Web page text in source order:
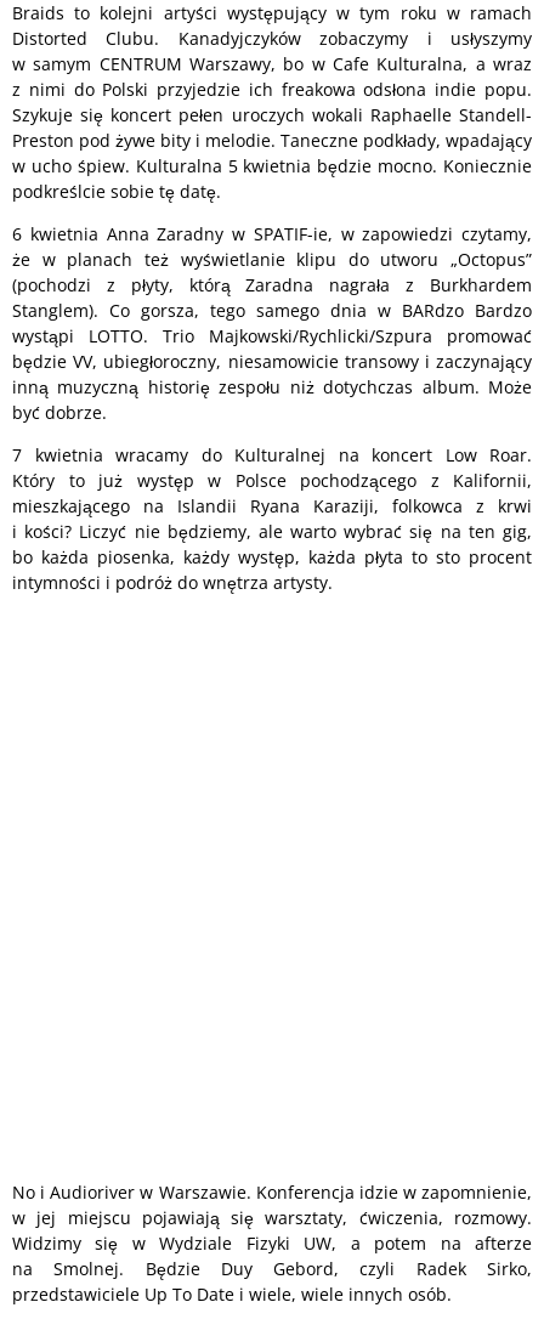
Braids to kolejni artyści występujący w tym roku w ramach
Distorted Clubu. Kanadyjczyków zobaczymy i usłyszymy
w samym CENTRUM Warszawy, bo w Cafe Kulturalna, a wraz
z nimi do Polski przyjedzie ich freakowa odsłona indie popu.
Szykuje się koncert pełen uroczych wokali Raphaelle Standell-
Preston pod żywe bity i melodie. Taneczne podkłady, wpadający
w ucho śpiew. Kulturalna 5 kwietnia będzie mocno. Koniecznie
podkreślcie sobie tę datę.
6 kwietnia Anna Zaradny w SPATIF-ie, w zapowiedzi czytamy,
że w planach też wyświetlanie klipu do utworu „Octopus”
(pochodzi z płyty, którą Zaradna nagrała z Burkhardem
Stanglem). Co gorsza, tego samego dnia w BARdzo Bardzo
wystąpi LOTTO. Trio Majkowski/Rychlicki/Szpura promować
będzie VV, ubiegłoroczny, niesamowicie transowy i zaczynający
inną muzyczną historię zespołu niż dotychczas album. Może
być dobrze.
7 kwietnia wracamy do Kulturalnej na koncert Low Roar.
Który to już występ w Polsce pochodzącego z Kalifornii,
mieszkającego na Islandii Ryana Karaziji, folkowca z krwi
i kości? Liczyć nie będziemy, ale warto wybrać się na ten gig,
bo każda piosenka, każdy występ, każda płyta to sto procent
intymności i podróż do wnętrza artysty.
No i Audioriver w Warszawie. Konferencja idzie w zapomnienie,
w jej miejscu pojawiają się warsztaty, ćwiczenia, rozmowy.
Widzimy się w Wydziale Fizyki UW, a potem na afterze
na Smolnej. Będzie Duy Gebord, czyli Radek Sirko,
przedstawiciele Up To Date i wiele, wiele innych osób.